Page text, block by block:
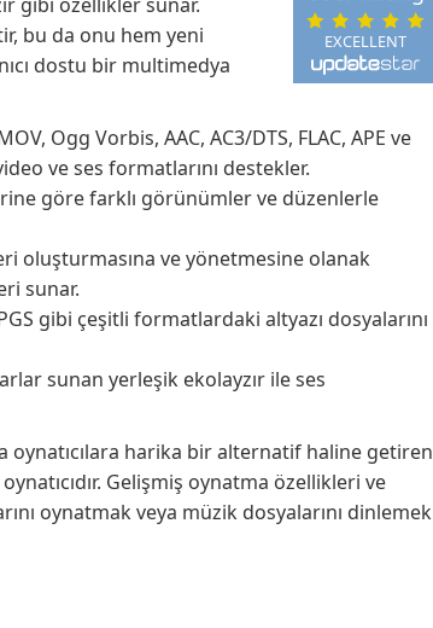
EXCELLENT
bu da onu hem yeni
dostu bir multimedya
Ogg Vorbis, AAC, AC3/DTS, FLAC, APE ve
ve ses formatlarını destekler.
göre farklı görünümler ve düzenlerle
oluşturmasına ve yönetmesine olanak
sunar.
gibi çeşitli formatlardaki altyazı dosyalarını
sunan yerleşik ekolayzır ile ses
oynatıcılara harika bir alternatif haline getiren
Gelişmiş oynatma özellikleri ve
oynatmak veya müzik dosyalarını dinlemek